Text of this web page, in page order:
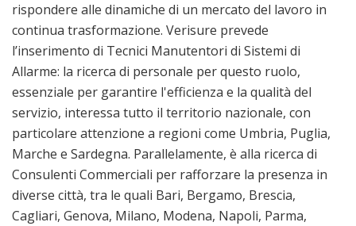
rispondere alle dinamiche di un mercato del lavoro in
continua trasformazione. Verisure prevede
l’inserimento di Tecnici Manutentori di Sistemi di
Allarme: la ricerca di personale per questo ruolo,
essenziale per garantire l'efficienza e la qualità del
servizio, interessa tutto il territorio nazionale, con
particolare attenzione a regioni come Umbria, Puglia,
Marche e Sardegna. Parallelamente, è alla ricerca di
Consulenti Commerciali per rafforzare la presenza in
diverse città, tra le quali Bari, Bergamo, Brescia,
Cagliari, Genova, Milano, Modena, Napoli, Parma,